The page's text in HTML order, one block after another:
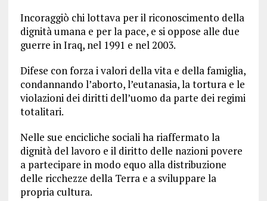
Incoraggiò chi lottava per il riconoscimento della
dignità umana e per la pace, e si oppose alle due
guerre in Iraq, nel 1991 e nel 2003.
Difese con forza i valori della vita e della famiglia,
condannando l’aborto, l’eutanasia, la tortura e le
violazioni dei diritti dell’uomo da parte dei regimi
totalitari.
Nelle sue encicliche sociali ha riaffermato la
dignità del lavoro e il diritto delle nazioni povere
a partecipare in modo equo alla distribuzione
delle ricchezze della Terra e a sviluppare la
propria cultura.